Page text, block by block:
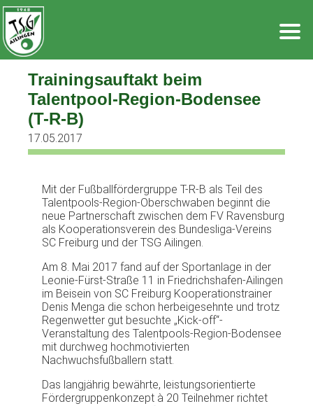
Zum
Inhalt
springen
Trainingsauftakt beim
Talentpool-Region-Bodensee
(T-R-B)
17.05.2017
Mit der Fußballfördergruppe T-R-B als Teil des
Talentpools-Region-Oberschwaben beginnt die
neue Partnerschaft zwischen dem FV Ravensburg
als Kooperationsverein des Bundesliga-Vereins
SC Freiburg und der TSG Ailingen.
Am 8. Mai 2017 fand auf der Sportanlage in der
Leonie-Fürst-Straße 11 in Friedrichshafen-Ailingen
im Beisein von SC Freiburg Kooperationstrainer
Denis Menga die schon herbeigesehnte und trotz
Regenwetter gut besuchte „Kick‑off“-
Veranstaltung des Talentpools-Region-Bodensee
mit durchweg hochmotivierten
Nachwuchsfußballern statt.
Das langjährig bewährte, leistungsorientierte
Fördergruppenkonzept à 20 Teilnehmer richtet